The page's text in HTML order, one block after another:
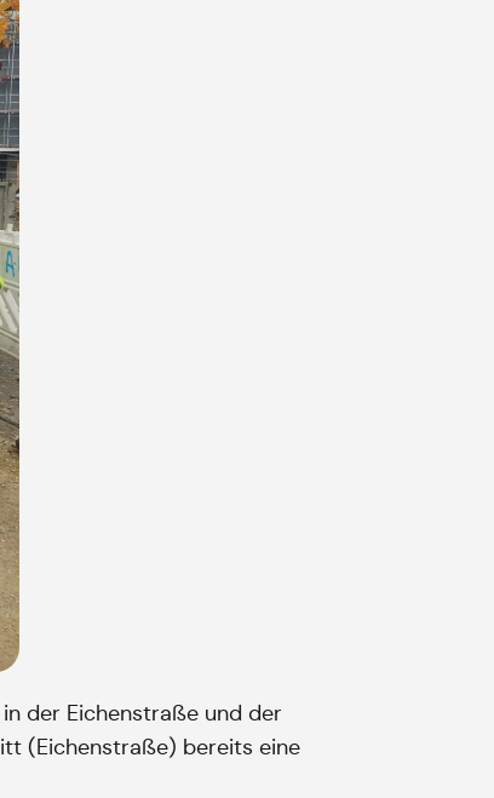
der Eichenstraße und der
(Eichenstraße) bereits eine